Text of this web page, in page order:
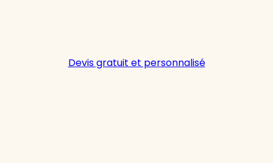
Devis gratuit et personnalisé